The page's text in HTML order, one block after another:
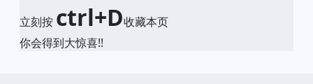
立刻按 ctrl+D收藏本页
你会得到大惊喜!!